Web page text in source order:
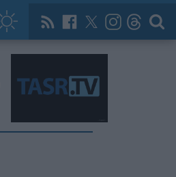
Magazín News Now Archív